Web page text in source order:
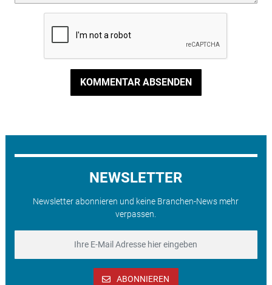
KOMMENTAR ABSENDEN
NEWSLETTER
Newsletter abonnieren und keine Branchen-News mehr
verpassen.
ABONNIEREN